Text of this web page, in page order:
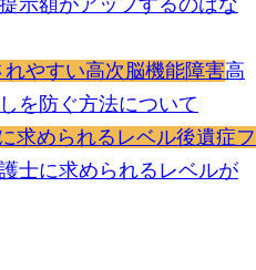
れやすい高次脳機能障害高
を防ぐ方法について
求められるレベル後遺症フ
士に求められるレベルが